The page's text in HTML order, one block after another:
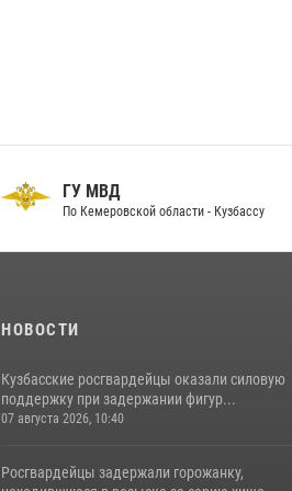
ГУ МВД
По Кемеровской области - Кузбассу
НОВОСТИ
Кузбасские росгвардейцы оказали силовую
поддержку при задержании фигур...
07 августа 2026, 10:40
Росгвардейцы задержали горожанку,